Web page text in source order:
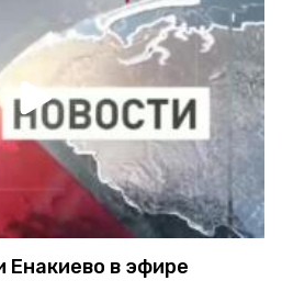
Енакиево в эфире